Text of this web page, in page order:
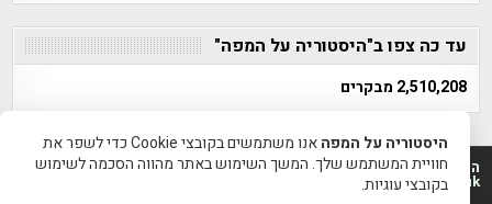
עד כה צפו ב"היסטוריה על המפה"
2,510,208 מבקרים
היסטוריה על המפה 2011-2026 | פרוייקט טיגארט 2012-2026|
www.mapah.co.il | www.tegart.uk
היסטוריה על המפה
אנו משתמשים בקובצי Cookie כדי לשפר את
חוויית המשתמש שלך. המשך השימוש באתר מהווה הסכמה לשימוש
בקובצי עוגיות.